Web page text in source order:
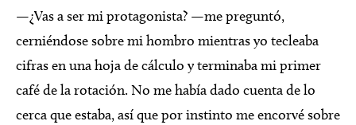
—¿Vas a ser mi protagonista? —me preguntó,
cerniéndose sobre mi hombro mientras yo tecleaba
cifras en una hoja de cálculo y terminaba mi primer
café de la rotación. No me había dado cuenta de lo
cerca que estaba, así que por instinto me encorvé sobre